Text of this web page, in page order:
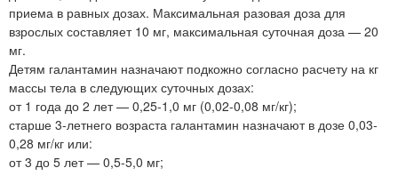
приема в равных дозах. Максимальная разовая доза для
взрослых составляет 10 мг, максимальная суточная доза — 20
мг.
Детям галантамин назначают подкожно согласно расчету на кг
массы тела в следующих суточных дозах:
от 1 года до 2 лет — 0,25-1,0 мг (0,02-0,08 мг/кг);
старше 3-летнего возраста галантамин назначают в дозе 0,03-
0,28 мг/кг или:
от 3 до 5 лет — 0,5-5,0 мг;